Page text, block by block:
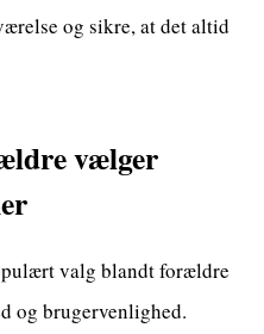
og sikre, at det altid
vælger
valg blandt forældre
og brugervenlighed.